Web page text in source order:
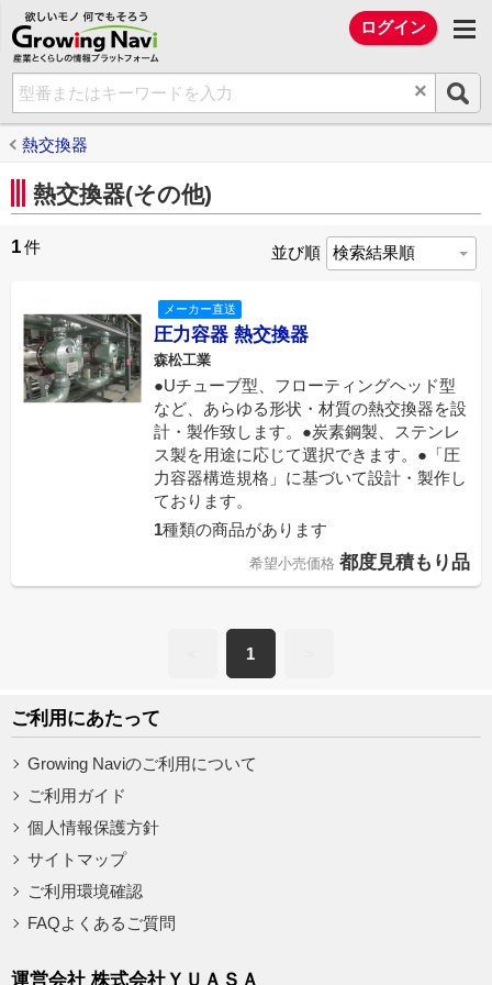
欲しいモノ 何でもそろう Growing Navi（
ログイン
×
熱交換器
熱交換器(その他)
1件 並び順
メーカー直送
圧力容器 熱交換器
森松工業
●Uチューブ型、フローティングヘッド型
など、あらゆる形状・材質の熱交換器を設
計・製作致します。●炭素鋼製、ステンレ
ス製を用途に応じて選択できます。●「圧
力容器構造規格」に基づいて設計・製作し
ております。
1種類の商品があります
希望小売価格 都度見積もり品
1
ご利用にあたって
Growing Naviのご利用について
ご利用ガイド
個人情報保護方針
サイトマップ
ご利用環境確認
FAQよくあるご質問
運営会社 株式会社ＹＵＡＳＡ